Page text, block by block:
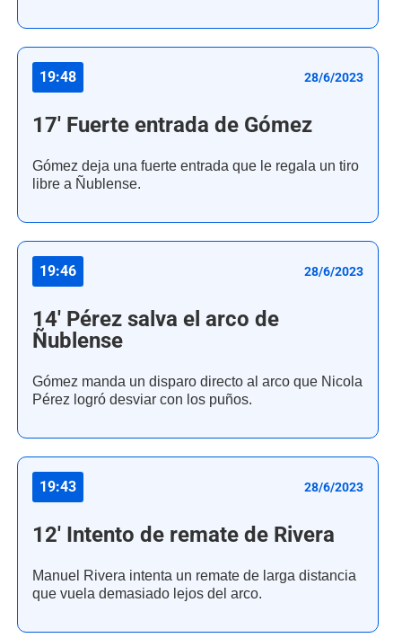
19:48 28/6/2023
17' Fuerte entrada de Gómez
Gómez deja una fuerte entrada que le regala un tiro
libre a Ñublense.
19:46 28/6/2023
14' Pérez salva el arco de
Ñublense
Gómez manda un disparo directo al arco que Nicola
Pérez logró desviar con los puños.
19:43 28/6/2023
12' Intento de remate de Rivera
Manuel Rivera intenta un remate de larga distancia
que vuela demasiado lejos del arco.